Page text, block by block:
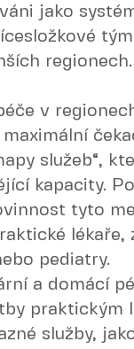
jako
regionech.
v
služeb“,
kapacity.
tyto
lékaře,
pediatry.
a domácí
praktickým
služby,